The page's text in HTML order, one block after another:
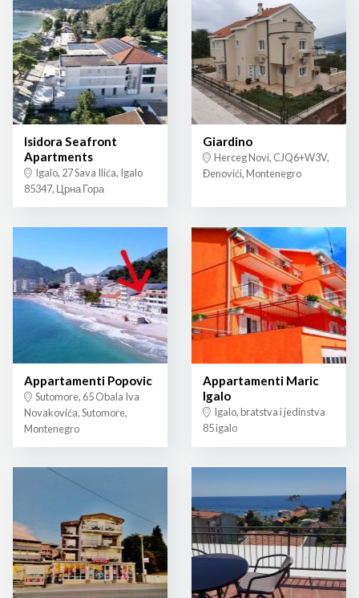
Isidora Seafront
Apartments
Igalo, 27 Sava Ilića, Igalo
85347, Црна Гора
Giardino
Herceg Novi, CJQ6+W3V,
Đenovići, Montenegro
Appartamenti Popovic
Sutomore, 65 Obala Iva
Novakovića, Sutomore,
Montenegro
Appartamenti Maric
Igalo
Igalo, bratstva i jedinstva
85 igalo